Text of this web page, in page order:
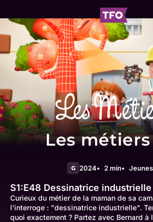
Les métiers
G 2024 2 min
S1:E48 Dessinatrice industrielle
Curieux du métier de la maman de sa
l'interroge : "dessinatrice industrielle".
quoi exactement ? Partez avec Bernard à